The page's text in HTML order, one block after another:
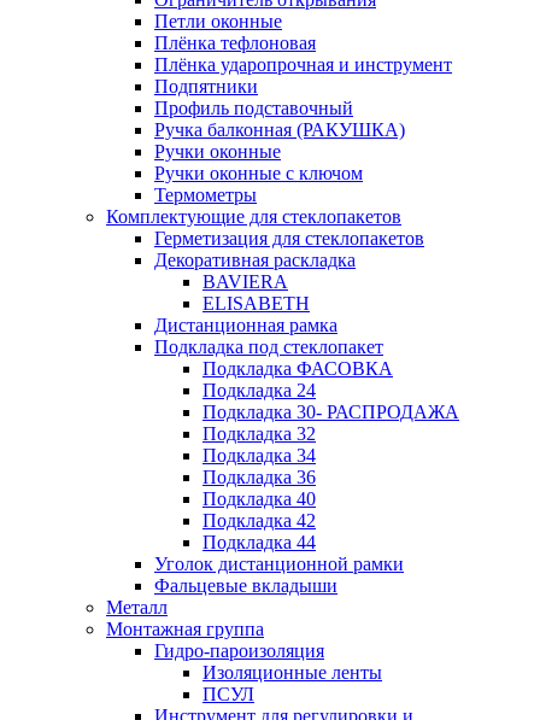
Петли оконные
Плёнка тефлоновая
Плёнка ударопрочная и инструмент
Подпятники
Профиль подставочный
Ручка балконная (РАКУШКА)
Ручки оконные
Ручки оконные с ключом
Термометры
Комплектующие для стеклопакетов
Герметизация для стеклопакетов
Декоративная раскладка
BAVIERA
ELISABETH
Дистанционная рамка
Подкладка под стеклопакет
Подкладка ФАСОВКА
Подкладка 24
Подкладка 30- РАСПРОДАЖА
Подкладка 32
Подкладка 34
Подкладка 36
Подкладка 40
Подкладка 42
Подкладка 44
Уголок дистанционной рамки
Фальцевые вкладыши
Металл
Монтажная группа
Гидро-пароизоляция
Изоляционные ленты
ПСУЛ
Инструмент для регулировки и